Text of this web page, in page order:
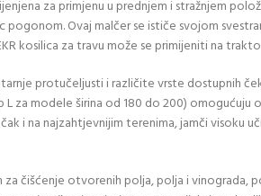
za primjenu u prednjem i stražnjem
Ovaj malčer se ističe svojom
kosilica za travu može se primijeniti na
protučeljusti i različite vrste dostupnih
L za modele širina od 180 do 200) omogućuju
i na najzahtjevnijim terenima, jamči visoku
za čišćenje otvorenih polja, polja i vinograda,